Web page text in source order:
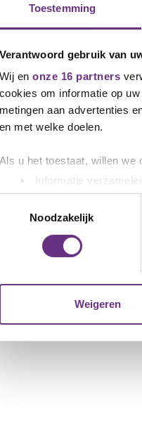
Toestemming
Verantwoord gebruik van
Wij en onze 16 partners
cookies om informatie op
metingen aan advertenties
en met welke doelen.
Als u het toestaat, willen we
Informatie
Uw apparaat
Lees meer over hoe uw
toestemming op elk
websiteverkeer te
media, adverteren en
Noodzakelijk
Weigeren
De Unie,
De